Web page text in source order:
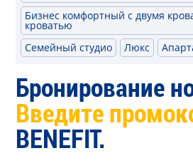
Бизнес комфортный с двумя
кроватью
Семейный студио
Люкс
Бронирование
Введите
BENEFIT.